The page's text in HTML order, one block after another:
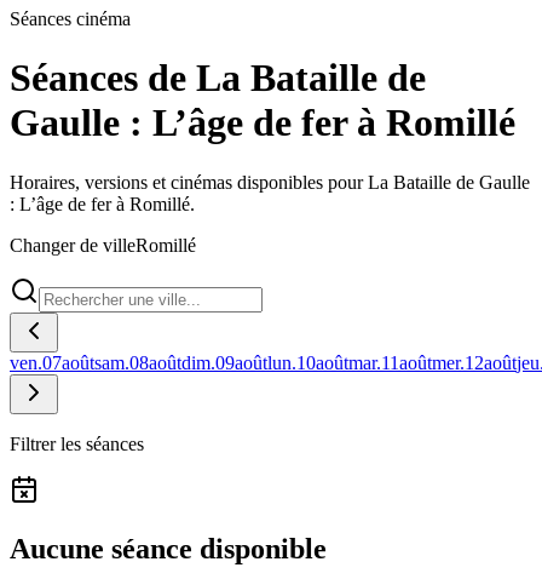
Séances cinéma
Séances de La Bataille de
Gaulle : L’âge de fer à Romillé
Horaires, versions et cinémas disponibles pour La Bataille de Gaulle
: L’âge de fer à Romillé.
Changer de villeRomillé
ven.07aoûtsam.08aoûtdim.09aoûtlun.10aoûtmar.11aoûtmer.12août
Filtrer les séances
Aucune séance disponible